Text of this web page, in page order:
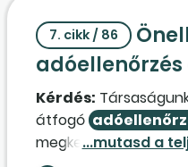
2019. évi helyesbített
beszámolót közzé
7. cikk / 86
Kérdés:
átfogó
megkezdése óta